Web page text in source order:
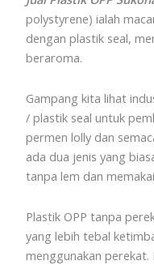
polystyrene) ialah
dengan plastik seal,
beraroma.
Gampang kita lihat
/ plastik seal untuk
permen lolly dan
ada dua jenis yang
tanpa lem dan
Plastik OPP tanpa
yang lebih tebal
menggunakan perekat.